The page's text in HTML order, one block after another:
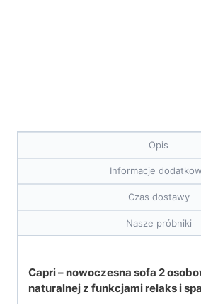
Opis
Informacje
Czas dostawy
Nasze próbniki
Capri – nowoczesna sofa 2
naturalnej z funkcjami relaks i